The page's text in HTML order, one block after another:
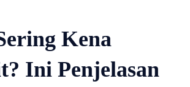
Kena
Ini Penjelasan